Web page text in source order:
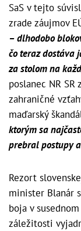
SaS v tejto
zrade záujmov
– dlhodobo
čo teraz dostáva
za stolom na
poslanec NR SR
zahraničné
maďarský
ktorým sa
prebral postupy
Rezort
minister Blanár
boja v
záležitosti